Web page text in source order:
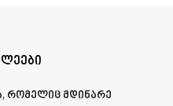
რომელიც მდინარე